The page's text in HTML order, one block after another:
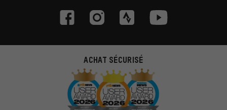
ACHAT SÉCURISÉ